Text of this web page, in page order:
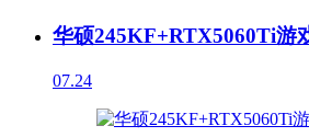
华硕245KF+RTX5060Ti游
07.24